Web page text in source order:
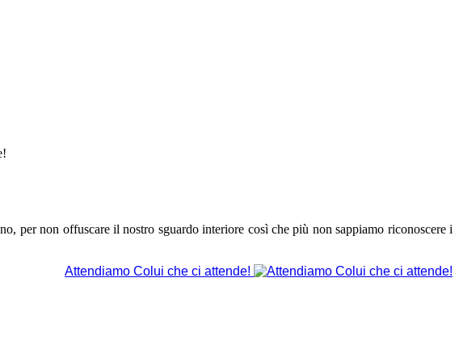
per non offuscare il nostro sguardo interiore così che più non sappiamo riconoscere i
Attendiamo Colui che ci attende!